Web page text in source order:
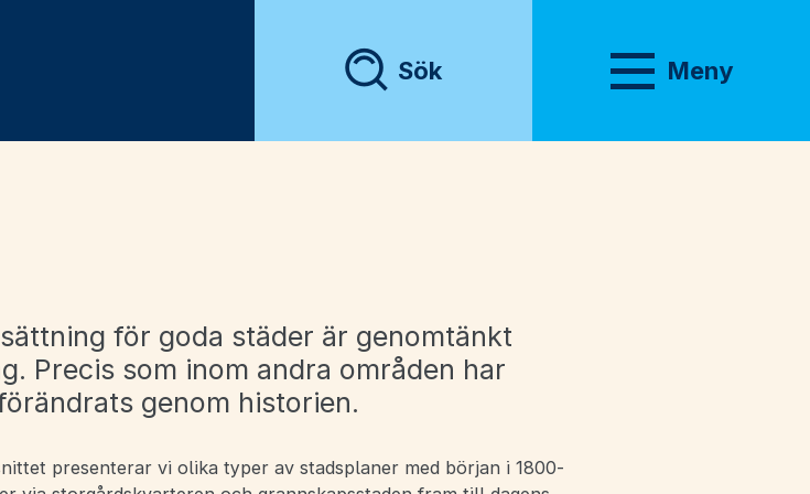
Sök Meny
Visa meny
för goda städer är genomtänkt
Precis som inom andra områden har
genom historien.
presenterar vi olika typer av stadsplaner med början i 1800-